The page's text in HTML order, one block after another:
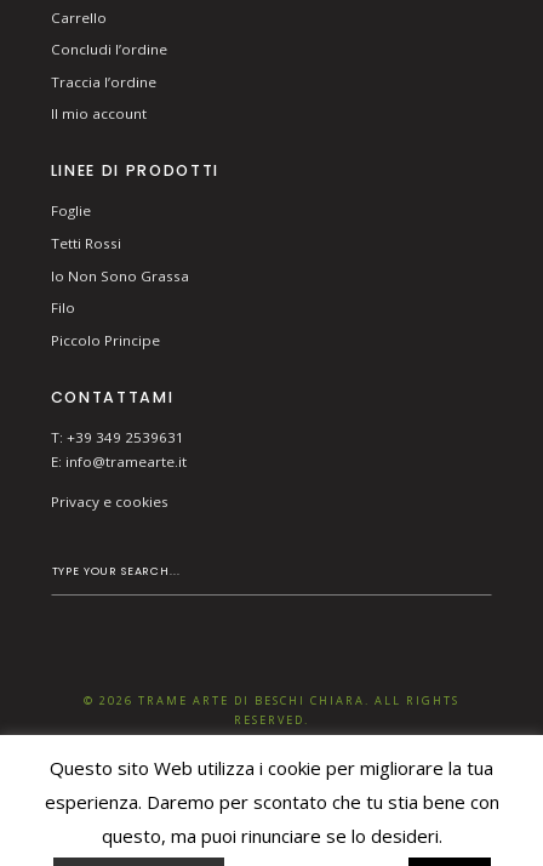
Carrello
Concludi l’ordine
Traccia l’ordine
Il mio account
LINEE DI PRODOTTI
Foglie
Tetti Rossi
Io Non Sono Grassa
Filo
Piccolo Principe
CONTATTAMI
T: +39 349 2539631
E: info@tramearte.it
Privacy e cookies
© 2026 TRAME ARTE DI BESCHI CHIARA. ALL RIGHTS
RESERVED.
Questo sito Web utilizza i cookie per migliorare la tua
esperienza. Daremo per scontato che tu stia bene con
questo, ma puoi rinunciare se lo desideri.